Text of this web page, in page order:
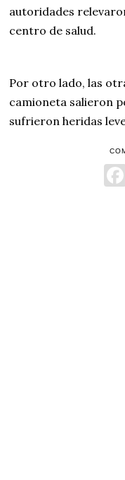
autoridades
centro de salud.
Por otro lado, las
camioneta salieron
sufrieron heridas